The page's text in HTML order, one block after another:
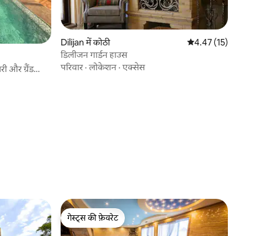
और ग्रैंड
Dilijan में कोठी औसत रेटिंग 5 में से 4.47,
4.47 (15)
डिलीजन गार्डन हाउस
परिवार ·लोकेशन ·एक्सेस
गेस्ट्स की फ़ेवरेट
गेस्ट्स की फ़ेवरेट